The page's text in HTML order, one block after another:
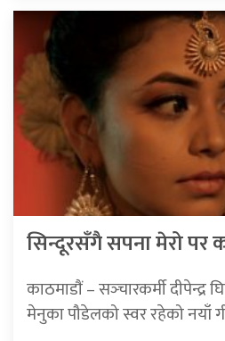
सिन्दूरसँगै सपना मेरो
काठमाडाैं – सञ्‍चारकर्मी दीपेन्द्र
मेनुका पौडेलको स्वर रहेको नयाँ